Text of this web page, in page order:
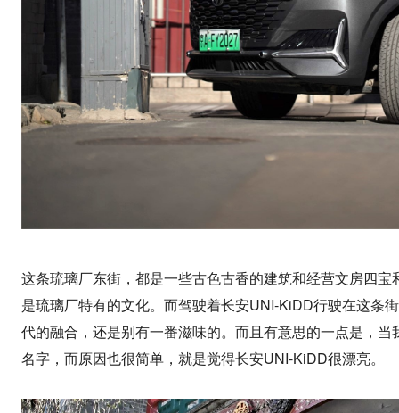
这条琉璃厂东街，都是一些古色古香的建筑和经营文房四
是琉璃厂特有的文化。而驾驶着长安UNI-KiDD行驶在这条
代的融合，还是别有一番滋味的。而且有意思的一点是，
名字，而原因也很简单，就是觉得长安UNI-KiDD很漂亮。